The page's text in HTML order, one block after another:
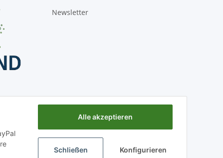
Newsletter
Alle akzeptieren
Schließen Konfigurieren